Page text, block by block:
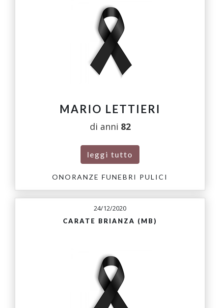
MARIO LETTIERI
di anni 82
leggi tutto
ONORANZE FUNEBRI PULICI
24/12/2020
CARATE BRIANZA (MB)